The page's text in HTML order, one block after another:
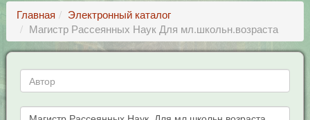
Главная
Электронный каталог
Магистр Рассеянных Наук Для мл.школьн.возраста